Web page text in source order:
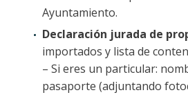
Ayuntamiento.
Declaración jurada de
importados y lista de
– Si eres un particular:
pasaporte (adjuntando